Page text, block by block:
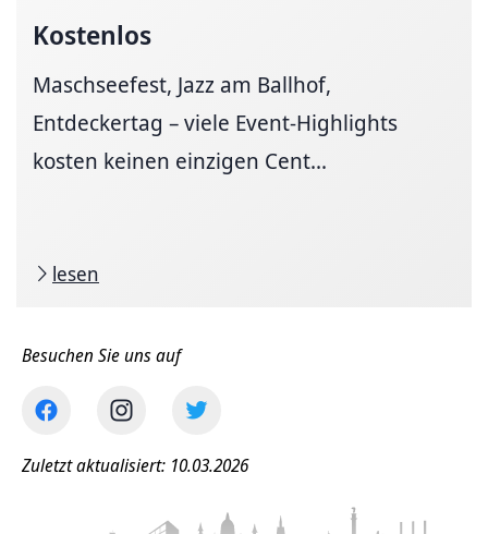
Kostenlos
Maschseefest, Jazz am Ballhof,
Entdeckertag – viele Event-Highlights
kosten keinen einzigen Cent...
lesen
Besuchen Sie uns auf
Zuletzt aktualisiert: 10.03.2026